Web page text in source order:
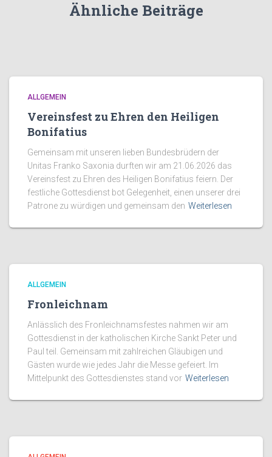
Ähnliche Beiträge
ALLGEMEIN
Vereinsfest zu Ehren den Heiligen
Bonifatius
Gemeinsam mit unseren lieben Bundesbrüdern der
Unitas Franko Saxonia durften wir am 21.06.2026 das
Vereinsfest zu Ehren des Heiligen Bonifatius feiern. Der
festliche Gottesdienst bot Gelegenheit, einen unserer drei
Patrone zu würdigen und gemeinsam den Weiterlesen
ALLGEMEIN
Fronleichnam
Anlässlich des Fronleichnamsfestes nahmen wir am
Gottesdienst in der katholischen Kirche Sankt Peter und
Paul teil. Gemeinsam mit zahlreichen Gläubigen und
Gästen wurde wie jedes Jahr die Messe gefeiert. Im
Mittelpunkt des Gottesdienstes stand vor Weiterlesen